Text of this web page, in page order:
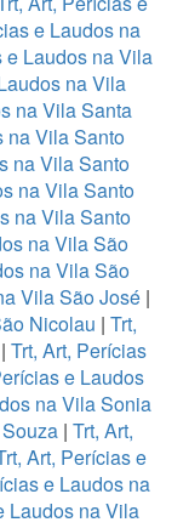
e Laudos na
e Laudos na Vila
na Vila
na Vila Santa
na Vila Santo
na Vila Santo
na Vila Santo
na Vila Santo
na Vila São
na Vila São
Vila São José |
Nicolau | Trt,
| Trt, Art, Perícias
e Laudos
na Vila Sonia
| Trt, Art,
Art, Perícias e
e Laudos na
Laudos na Vila